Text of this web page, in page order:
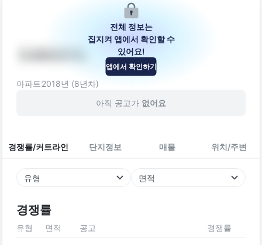
경기도 고양시 일산동구 동국로 99-9
아파트 2018년 (8년차)
아직 공고가 없어요
경쟁률/커트라인 단지정보 매물 위치/주변
유형 면적
경쟁률
전체 정보는
집지켜 앱에서 확인할 수
있어요!
앱에서 확인하기
유형 면적 공고 경쟁률